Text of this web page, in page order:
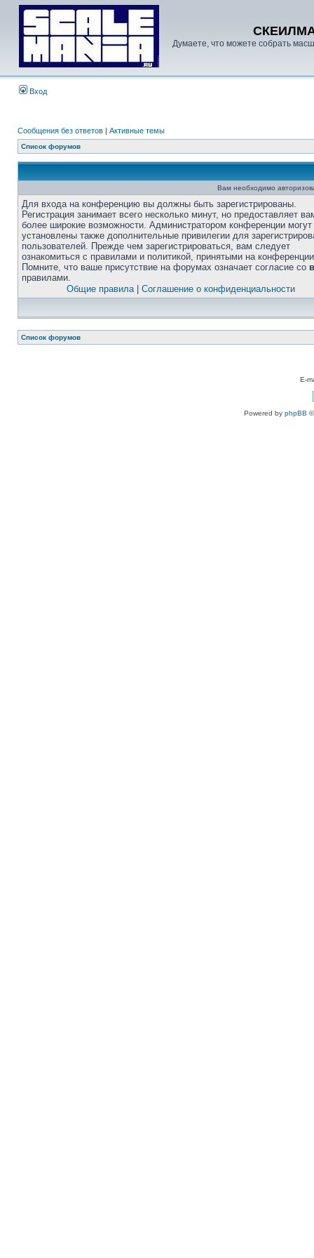
Думаете, что можете собрать
Вход
Сообщения без ответов | Активные темы
Список форумов
Вам необходимо
Для входа на конференцию вы должны быть зарегистрированы.
Регистрация занимает всего несколько минут, но предоставляет
более широкие возможности. Администратором конференции
установлены также дополнительные привилегии для
пользователей. Прежде чем зарегистрироваться, вам следует
ознакомиться с правилами и политикой, принятыми на
Помните, что ваше присутствие на форумах означает согласие со
правилами.
Общие правила| Соглашение о конфиденциальности
Список форумов
E-
Powered by phpBB